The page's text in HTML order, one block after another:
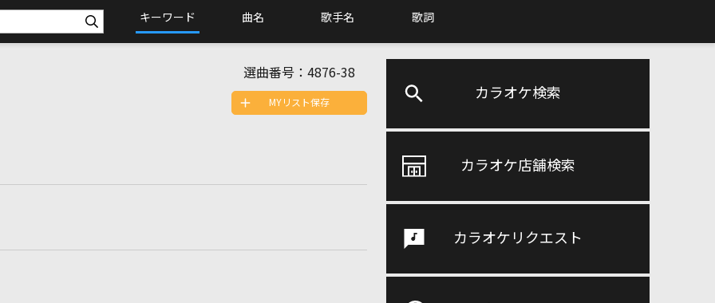
キーワード 曲名 歌手名 歌詞
カラオケ検索
カラオケ店舗検索
カラオケリクエスト
選曲番号： 4876-38
MYリスト保存